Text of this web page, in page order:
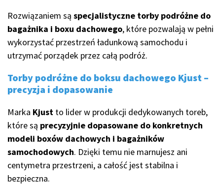
Rozwiązaniem są specjalistyczne torby podróżne do
bagażnika i boxu dachowego, które pozwalają w pełni
wykorzystać przestrzeń ładunkową samochodu i
utrzymać porządek przez całą podróż.
Torby podróżne do boksu dachowego Kjust –
precyzja i dopasowanie
Marka Kjust to lider w produkcji dedykowanych toreb,
które są precyzyjnie dopasowane do konkretnych
modeli boxów dachowych i bagażników
samochodowych. Dzięki temu nie marnujesz ani
centymetra przestrzeni, a całość jest stabilna i
bezpieczna.